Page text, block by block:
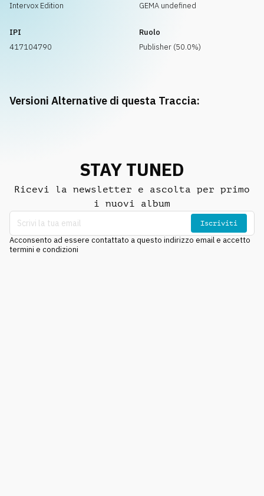
Intervox Edition
GEMA undefined
IPI
417104790
Ruolo
Publisher (50.0%)
Versioni Alternative di questa Traccia:
STAY TUNED
Ricevi la newsletter e ascolta per primo
i nuovi album
Iscriviti
Acconsento ad essere contattato a questo indirizzo email e accetto
termini e condizioni